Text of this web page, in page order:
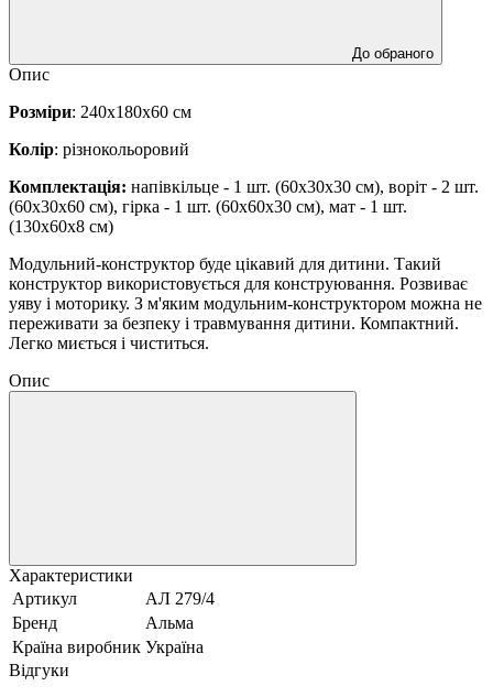
До обраного
Опис
Розміри: 240х180х60 см
Колір: різнокольоровий
Комплектація: напівкільце - 1 шт. (60х30х30 см), воріт - 2 шт.
(60х30х60 см), гірка - 1 шт. (60х60х30 см), мат - 1 шт.
(130х60х8 см)
Модульний-конструктор буде цікавий для дитини. Такий
конструктор використовується для конструювання. Розвиває
уяву і моторику. З м'яким модульним-конструктором можна не
переживати за безпеку і травмування дитини. Компактний.
Легко миється і чиститься.
Опис
Характеристики
Артикул
АЛ 279/4
Бренд
Альма
Країна виробник Україна
Відгуки